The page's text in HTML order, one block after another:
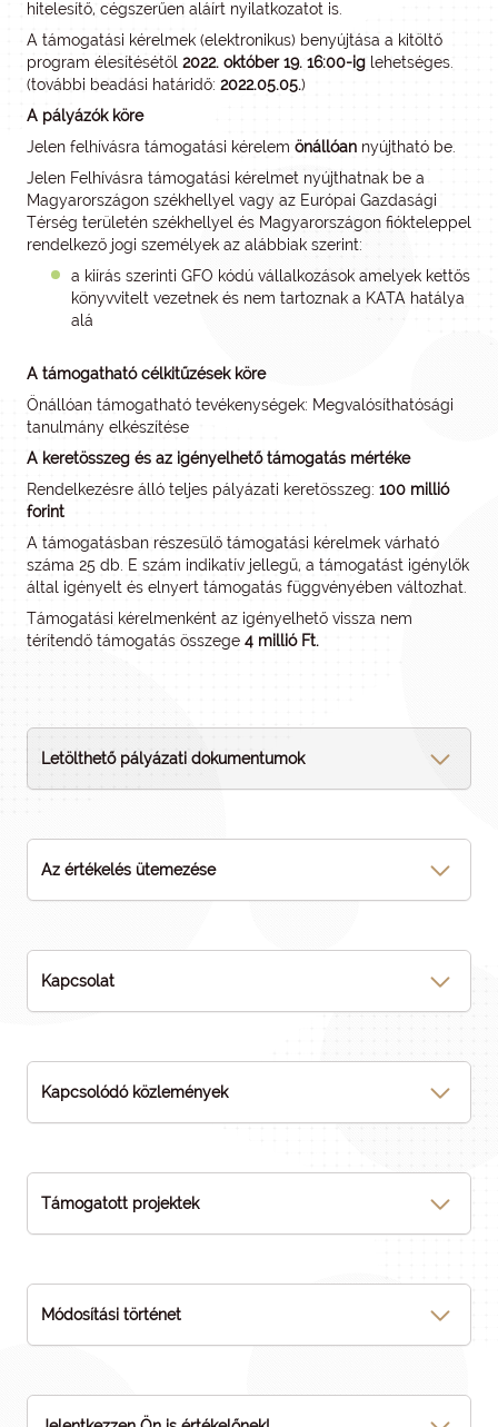
hitelesítő, cégszerűen aláírt nyilatkozatot is.
A támogatási kérelmek (elektronikus) benyújtása a kitöltő
program élesítésétől 2022. október 19. 16:00-ig lehetséges.
(további beadási határidő: 2022.05.05.)
A pályázók köre
Jelen felhívásra támogatási kérelem önállóan nyújtható be.
Jelen Felhívásra támogatási kérelmet nyújthatnak be a
Magyarországon székhellyel vagy az Európai Gazdasági
Térség területén székhellyel és Magyarországon fiókteleppel
rendelkező jogi személyek az alábbiak szerint:
a kiírás szerinti GFO kódú vállalkozások amelyek kettős
könyvvitelt vezetnek és nem tartoznak a KATA hatálya
alá
A támogatható célkitűzések köre
Önállóan támogatható tevékenységek: Megvalósíthatósági
tanulmány elkészítése
A keretösszeg és az igényelhető támogatás mértéke
Rendelkezésre álló teljes pályázati keretösszeg: 100 millió
forint
A támogatásban részesülő támogatási kérelmek várható
száma 25 db. E szám indikatív jellegű, a támogatást igénylők
által igényelt és elnyert támogatás függvényében változhat.
Támogatási kérelmenként az igényelhető vissza nem
térítendő támogatás összege 4 millió Ft.
Letölthető pályázati dokumentumok
Az értékelés ütemezése
Kapcsolat
Kapcsolódó közlemények
Támogatott projektek
Módosítási történet